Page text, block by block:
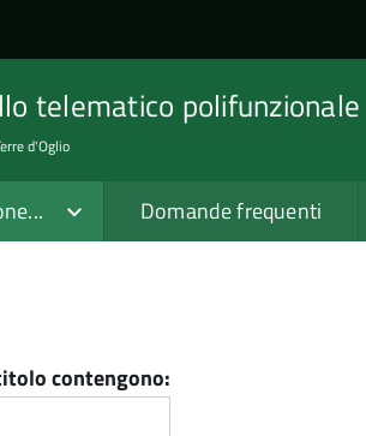
telematico polifunzionale
d'Oglio
Domande frequenti
contengono: